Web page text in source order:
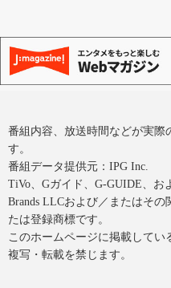
番組内容、放送時間などが実際
す。
番組データ提供元：IPG Inc.
TiVo、Gガイド、G-GUIDE、お
Brands LLCおよび／またはそ
たは登録商標です。
このホームページに掲載して
複写・転載を禁じます。